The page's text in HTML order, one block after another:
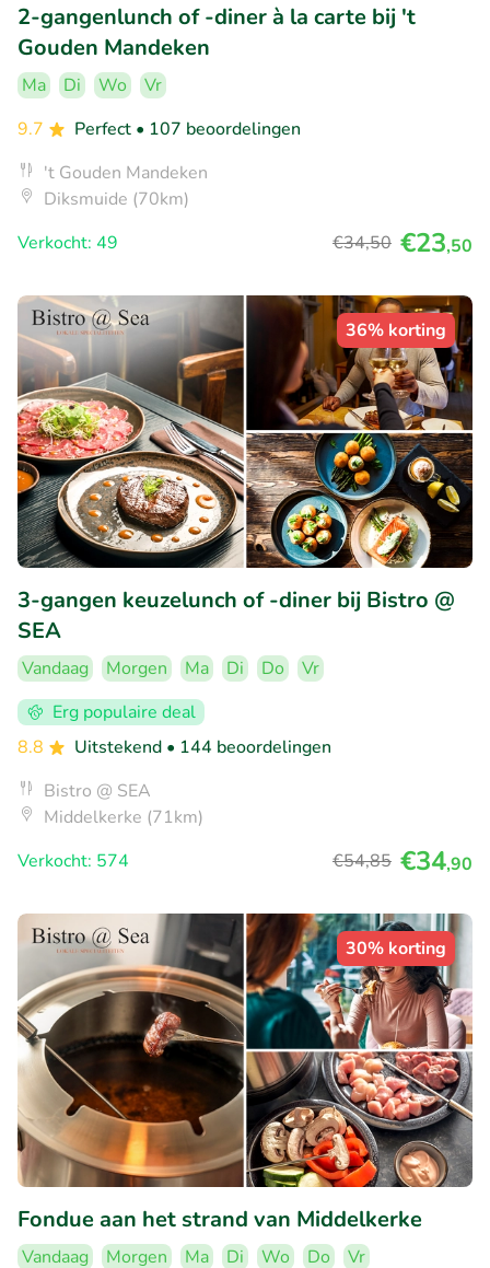
2-gangenlunch of -diner à la carte bij 't
Gouden Mandeken
Ma Di Wo
Vr
9.7
Perfect • 107 beoordelingen
't Gouden Mandeken
Diksmuide (70km)
Verkocht: 49
€34,50 €23,50
36% korting
3-gangen keuzelunch of -diner bij Bistro @
SEA
Vandaag Morgen Ma Di Do
Vr
Erg populaire deal
8.8
Uitstekend • 144 beoordelingen
Bistro @ SEA
Middelkerke (71km)
Verkocht: 574
€54,85 €34,90
30% korting
Fondue aan het strand van Middelkerke
Vandaag Morgen Ma Di Wo Do Vr